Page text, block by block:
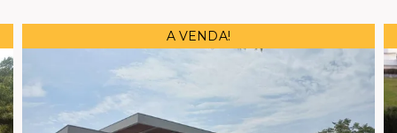
A VENDA!